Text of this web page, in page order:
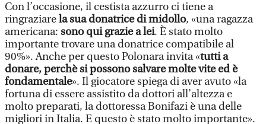
Con l’occasione, il cestista azzurro ci tiene a
ringraziarela sua donatrice di midollo, «una ragazza
americana: sono qui grazie a lei. È stato molto
importante trovare una donatrice compatibile al
90%». Anche per questo Polonara invita «tutti a
donare, perchè si possono salvare molte vite ed è
fondamentale». Il giocatore spiega di aver avuto «la
fortuna di essere assistito da dottori all’altezza e
molto preparati, la dottoressa Bonifazi è una delle
migliori in Italia. E questo è stato molto importante».